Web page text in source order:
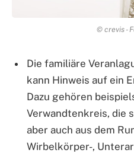
© crevis -
Die familiäre
kann Hinweis auf ein
Dazu gehören
Verwandtenkreis, die
aber auch aus dem
Wirbelkörper-,